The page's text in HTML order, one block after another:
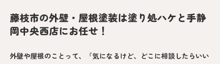
藤枝市の外壁・屋根塗装は塗り処ハケと手静
岡中央西店にお任せ！
外壁や屋根のことって、「気になるけど、どこに相談したらいい